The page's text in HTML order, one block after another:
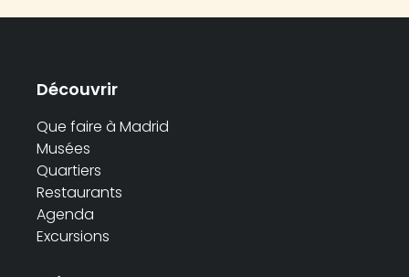
Découvrir
Que faire à Madrid
Musées
Quartiers
Restaurants
Agenda
Excursions